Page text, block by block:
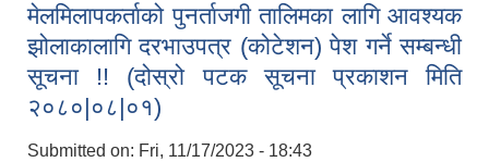
मेलमिलापकर्ताको पुनर्ताजगी तालिमका लागि आवश्यक
झोलाकालागि दरभाउपत्र (कोटेशन) पेश गर्ने सम्बन्धी
सूचना !! (दोस्रो पटक सूचना प्रकाशन मिति
२०८०|०८|०१)
Submitted on: Fri, 11/17/2023 - 18:43